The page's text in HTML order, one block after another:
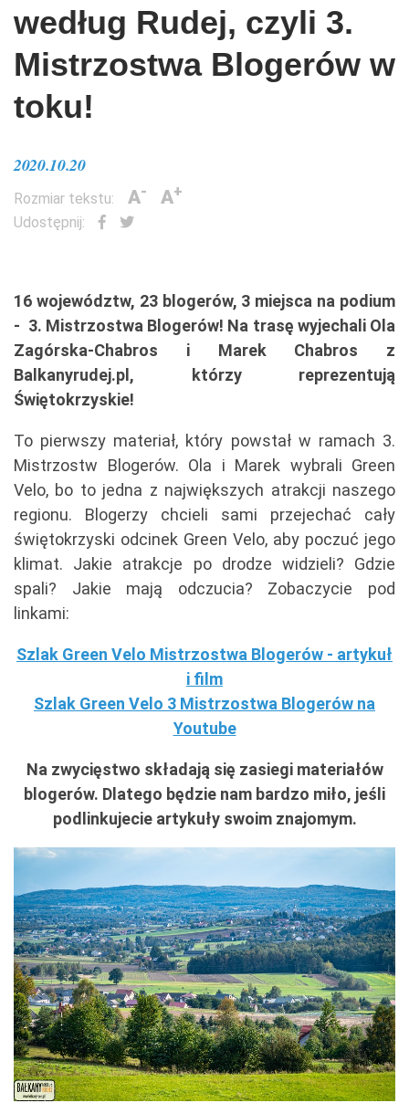
według Rudej, czyli 3.
Mistrzostwa Blogerów w
toku!
2020.10.20
Rozmiar tekstu: A- A+
Udostępnij:
16 województw, 23 blogerów, 3 miejsca na podium
- 3. Mistrzostwa Blogerów! Na trasę wyjechali Ola
Zagórska-Chabros i Marek Chabros z
Balkanyrudej.pl, którzy reprezentują
Świętokrzyskie!
To pierwszy materiał, który powstał w ramach 3.
Mistrzostw Blogerów. Ola i Marek wybrali Green
Velo, bo to jedna z największych atrakcji naszego
regionu. Blogerzy chcieli sami przejechać cały
świętokrzyski odcinek Green Velo, aby poczuć jego
klimat. Jakie atrakcje po drodze widzieli? Gdzie
spali? Jakie mają odczucia? Zobaczycie pod
linkami:
Szlak Green Velo Mistrzostwa Blogerów - artykuł
i film
Szlak Green Velo 3 Mistrzostwa Blogerów na
Youtube
Na zwycięstwo składają się zasiegi materiałów
blogerów. Dlatego będzie nam bardzo miło, jeśli
podlinkujecie artykuły swoim znajomym.